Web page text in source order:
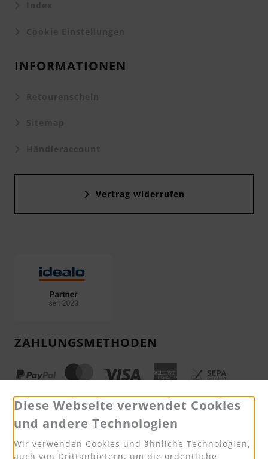
INFORMATIONEN
Vertrag widerrufen
ZAHLUNGSMETHODEN
VERSAND
Diese Webseite verwendet Cookies
und andere Technologien
Wir verwenden Cookies und ähnliche Technologien,
auch von Drittanbietern, um die ordentliche